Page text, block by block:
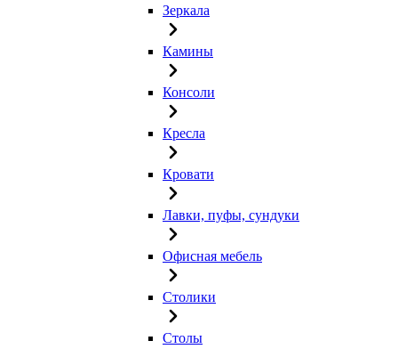
Зеркала
Камины
Консоли
Кресла
Кровати
Лавки, пуфы, сундуки
Офисная мебель
Столики
Столы